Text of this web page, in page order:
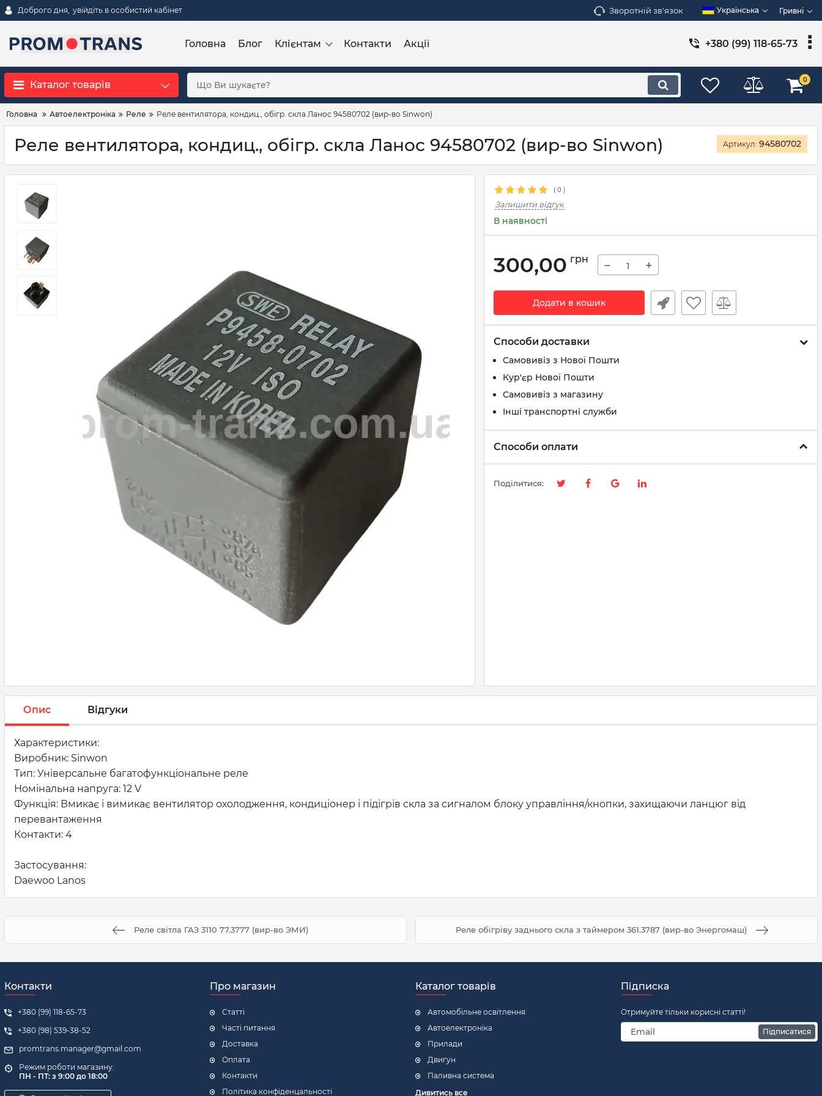
Доброго дня, увійдіть в особистий кабінет Зворотній зв'язок Українська Гривні
Головна Блог Клієнтам Контакти Акції +380 (99) 118-65-73
Каталог товарів 0
Головна Автоелектроніка Реле Реле вентилятора, кондиц., обігр. скла Ланос 94580702 (вир-во Sinwon)
Реле вентилятора, кондиц., обігр. скла Ланос 94580702 (вир-во Sinwon) Артикул: 94580702
( 0 )
Залишити відгук
В наявності
300,00 грн − +
Додати в кошик
Способи доставки
Самовивіз з Нової Пошти
Кур'єр Нової Пошти
Самовивіз з магазину
Інші транспортні служби
Способи оплати
Поділитися:
Опис Відгуки
Характеристики:
Виробник: Sinwon
Тип: Універсальне багатофункціональне реле
Номінальна напруга: 12 V
Функція: Вмикає і вимикає вентилятор охолодження, кондиціонер і підігрів скла за сигналом блоку управління/кнопки, захищаючи ланцюг від
перевантаження
Контакти: 4
Застосування:
Daewoo Lanos
Реле світла ГАЗ 3110 77.3777 (вир-во ЭМИ) Реле обігріву заднього скла з таймером 361.3787 (вир-во Энергомаш)
Контакти
+380 (99) 118-65-73
+380 (98) 539-38-52
promtrans.manager@gmail.com
Режим роботи магазину:
ПН - ПТ: з 9:00 до 18:00
Про магазин
Статті
Часті питання
Доставка
Оплата
Контакти
Політика конфіденцальності
Каталог товарів
Автомобільне освітлення
Автоелектроніка
Прилади
Двигун
Паливна система
Дивитись все
Підписка
Отримуйте тільки корисні статті!
Підписатися